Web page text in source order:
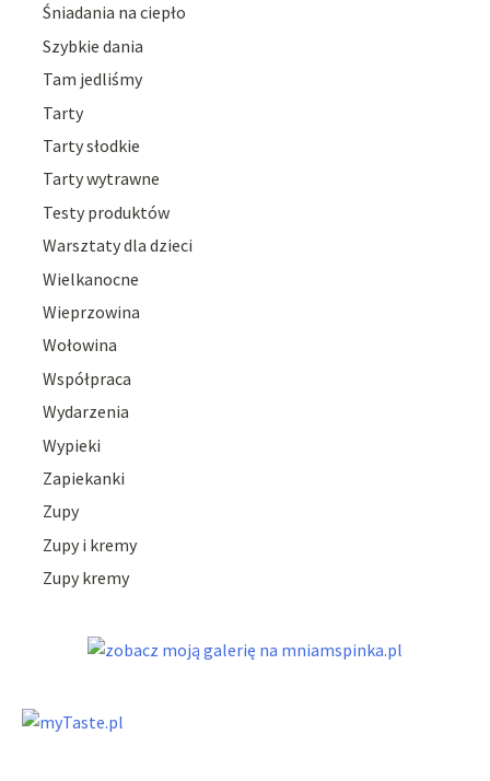
Śniadania na ciepło
Szybkie dania
Tam jedliśmy
Tarty
Tarty słodkie
Tarty wytrawne
Testy produktów
Warsztaty dla dzieci
Wielkanocne
Wieprzowina
Wołowina
Współpraca
Wydarzenia
Wypieki
Zapiekanki
Zupy
Zupy i kremy
Zupy kremy